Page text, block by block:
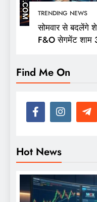
TRENDING NEWS
सोमवार से बदलेंगे
F&O सेगमेंट शाम
Find Me On
Hot News